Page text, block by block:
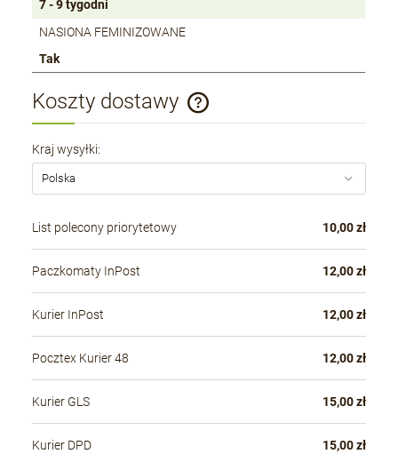
7 - 9 tygodni
NASIONA FEMINIZOWANE
Tak
Koszty dostawy
Cena nie zawiera ewentualnych kosztów płatności
Kraj wysyłki:
List polecony priorytetowy 10,00 zł
Paczkomaty InPost 12,00 zł
Kurier InPost 12,00 zł
Pocztex Kurier 48 12,00 zł
Kurier GLS 15,00 zł
Kurier DPD 15,00 zł